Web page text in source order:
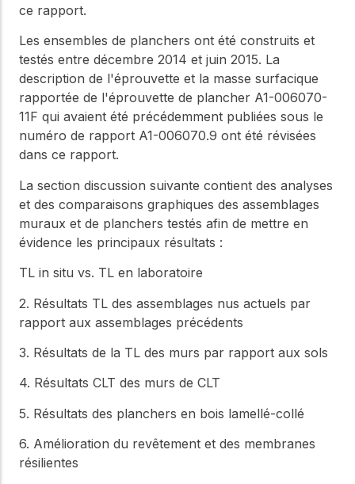
ce rapport.
Les ensembles de planchers ont été construits et
testés entre décembre 2014 et juin 2015. La
description de l'éprouvette et la masse surfacique
rapportée de l'éprouvette de plancher A1-006070-
11F qui avaient été précédemment publiées sous le
numéro de rapport A1-006070.9 ont été révisées
dans ce rapport.
La section discussion suivante contient des analyses
et des comparaisons graphiques des assemblages
muraux et de planchers testés afin de mettre en
évidence les principaux résultats :
TL in situ vs. TL en laboratoire
2. Résultats TL des assemblages nus actuels par
rapport aux assemblages précédents
3. Résultats de la TL des murs par rapport aux sols
4. Résultats CLT des murs de CLT
5. Résultats des planchers en bois lamellé-collé
6. Amélioration du revêtement et des membranes
résilientes